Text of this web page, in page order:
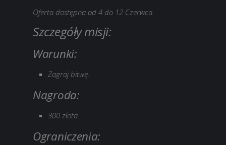
Oferta dostępna od 4 do 12 Czerwca.
Szczegóły misji:
Warunki:
Zagraj bitwę.
Nagroda:
300 złota.
Оgraniczenia: